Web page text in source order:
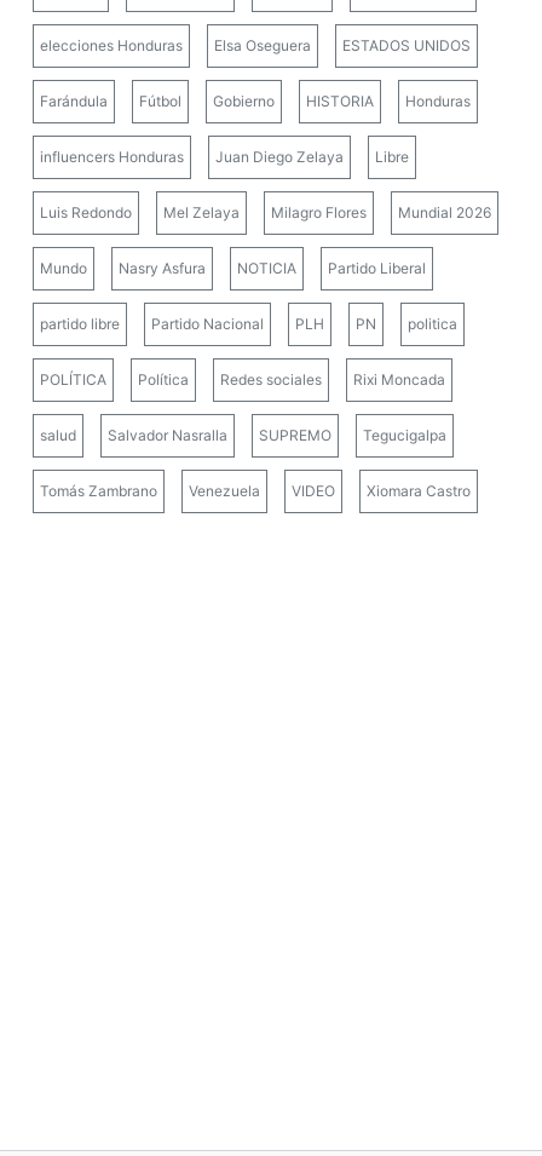
elecciones Honduras Elsa Oseguera ESTADOS UNIDOS
Farándula Fútbol Gobierno HISTORIA Honduras
influencers Honduras Juan Diego Zelaya Libre
Luis Redondo Mel Zelaya Milagro Flores Mundial 2026
Mundo Nasry Asfura NOTICIA Partido Liberal
partido libre Partido Nacional PLH PN politica
POLÍTICA Política Redes sociales Rixi Moncada
salud Salvador Nasralla SUPREMO Tegucigalpa
Tomás Zambrano Venezuela VIDEO Xiomara Castro